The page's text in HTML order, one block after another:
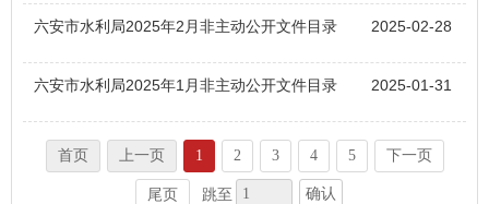
六安市水利局2025年2月非主动公开文件目录 2025-02-28
六安市水利局2025年1月非主动公开文件目录 2025-01-31
首页 上一页 1 2 3 4 5 下一页
尾页 跳至 确认